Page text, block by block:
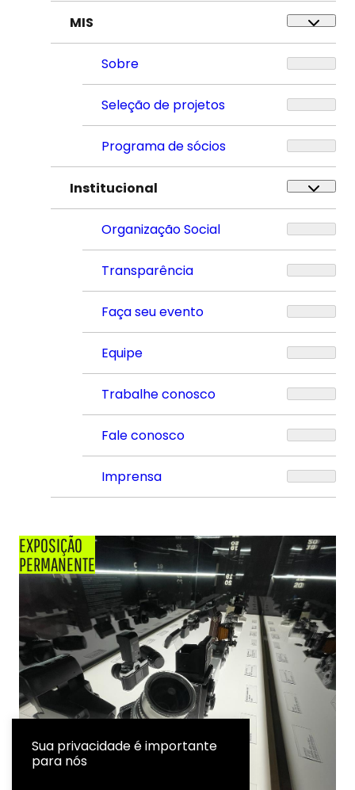
MIS
Sobre
Seleção de projetos
Programa de sócios
Institucional
Organização Social
Transparência
Faça seu evento
Equipe
Trabalhe conosco
Fale conosco
Imprensa
EXPOSIÇÃO
PERMANENTE
Sua privacidade é importante
para nós